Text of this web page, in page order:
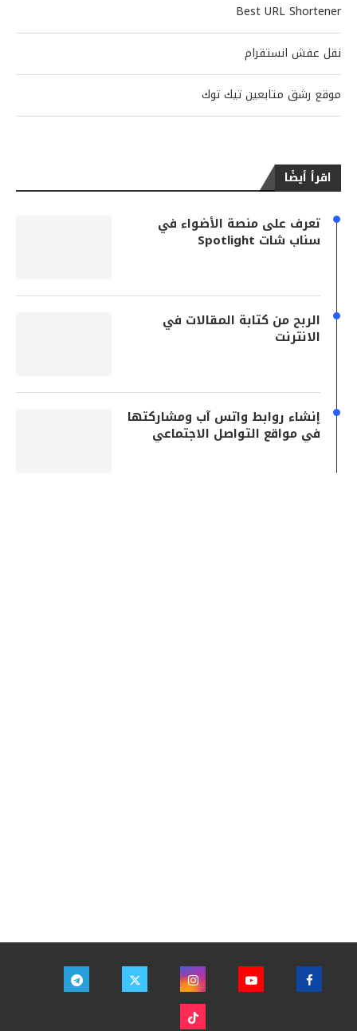
Best URL Shortener
نقل عفش انستقرام
موقع رشق متابعين تيك توك
اقرأ أيضًا
تعرف على منصة الأضواء في
سناب شات Spotlight
الربح من كتابة المقالات في
الانترنت
إنشاء روابط واتس آب ومشاركتها
في مواقع التواصل الاجتماعي